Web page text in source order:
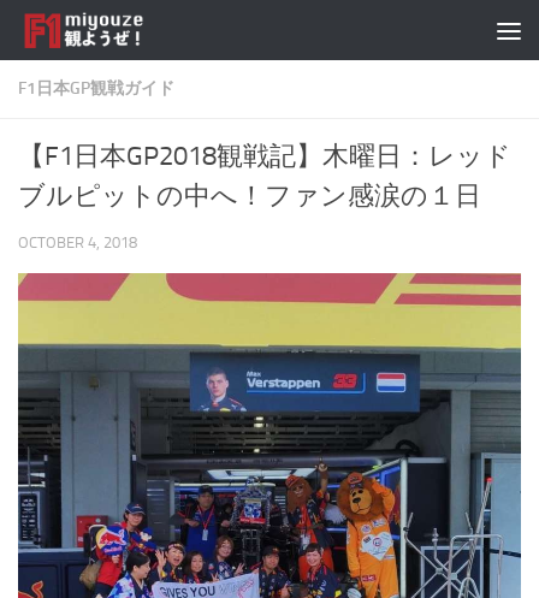
Skip to content
F1日本GP観戦ガイド
【F1日本GP2018観戦記】木曜日：レッド
ブルピットの中へ！ファン感涙の１日
OCTOBER 4, 2018